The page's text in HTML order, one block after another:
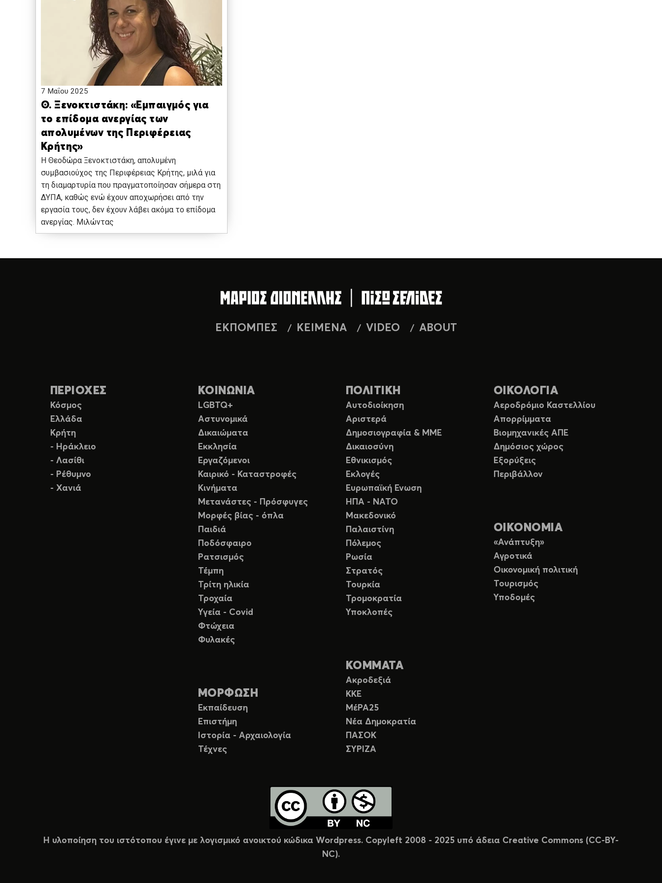
7 Μαΐου 2025
Θ. Ξενοκτιστάκη: «Εμπαιγμός για
το επίδομα ανεργίας των
απολυμένων της Περιφέρειας
Κρήτης»
Η Θεοδώρα Ξενοκτιστάκη, απολυμένη
συμβασιούχος της Περιφέρειας Κρήτης, μιλά για
τη διαμαρτυρία που πραγματοποίησαν σήμερα στη
ΔΥΠΑ, καθώς ενώ έχουν αποχωρήσει από την
εργασία τους, δεν έχουν λάβει ακόμα το επίδομα
ανεργίας. Μιλώντας
ΕΚΠΟΜΠΕΣ ΚΕΙΜΕΝΑ VIDEO ABOUT
ΠΕΡΙΟΧΕΣ
Κόσμος
Ελλάδα
Κρήτη
- Ηράκλειο
- Λασίθι
- Ρέθυμνο
- Χανιά
ΚΟΙΝΩΝΙΑ
LGBTQ+
Αστυνομικά
Δικαιώματα
Εκκλησία
Εργαζόμενοι
Καιρικό - Καταστροφές
Κινήματα
Μετανάστες - Πρόσφυγες
Μορφές βίας - όπλα
Παιδιά
Ποδόσφαιρο
Ρατσισμός
Τέμπη
Τρίτη ηλικία
Τροχαία
Υγεία - Covid
Φτώχεια
Φυλακές
ΜΟΡΦΩΣΗ
Εκπαίδευση
Επιστήμη
Ιστορία - Αρχαιολογία
Τέχνες
ΠΟΛΙΤΙΚΗ
Αυτοδιοίκηση
Αριστερά
Δημοσιογραφία & ΜΜΕ
Δικαιοσύνη
Εθνικισμός
Εκλογές
Ευρωπαϊκή Ενωση
ΗΠΑ - ΝΑΤΟ
Μακεδονικό
Παλαιστίνη
Πόλεμος
Ρωσία
Στρατός
Τουρκία
Τρομοκρατία
Υποκλοπές
ΚΟΜΜΑΤΑ
Ακροδεξιά
ΚΚΕ
ΜέΡΑ25
Νέα Δημοκρατία
ΠΑΣΟΚ
ΣΥΡΙΖΑ
ΟΙΚΟΛΟΓΙΑ
Αεροδρόμιο Καστελλίου
Απορρίμματα
Βιομηχανικές ΑΠΕ
Δημόσιος χώρος
Εξορύξεις
Περιβάλλον
ΟΙΚΟΝΟΜΙΑ
«Ανάπτυξη»
Αγροτικά
Οικονομική πολιτική
Τουρισμός
Υποδομές
Η υλοποίηση του ιστότοπου έγινε με λογισμικό ανοικτού κώδικα Wordpress. Copyleft 2008 - 2025 υπό άδεια Creative Commons (CC-BY-
NC).